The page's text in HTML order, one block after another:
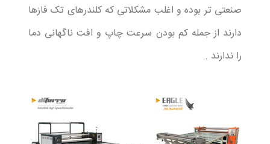
صنعتی تر بوده و اغلب مشکلاتی که کلندرهای تک فازها
دارند از جمله کم بودن سرعت چاپ و افت ناگهانی دما
را ندارند .